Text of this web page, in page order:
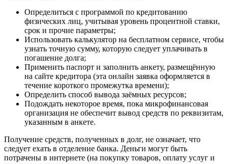
Определиться с программой по кредитованию
физических лиц, учитывая уровень процентной ставки,
срок и прочие параметры;
Использовать калькулятор на бесплатном сервисе, чтобы
узнать точную сумму, которую следует уплачивать в
погашение долга;
Применить паспорт и заполнить анкету, размещённую
на сайте кредитора (эта онлайн заявка оформляется в
течение короткого промежутка времени);
Определить способ вывода заёмных ресурсов;
Подождать некоторое время, пока микрофинансовая
организация не обеспечит вывод средств по реквизитам,
указанным в анкете.
Получение средств, полученных в долг, не означает, что
следует ехать в отделение банка. Деньги могут быть
потрачены в интернете (на покупку товаров, оплату услуг и